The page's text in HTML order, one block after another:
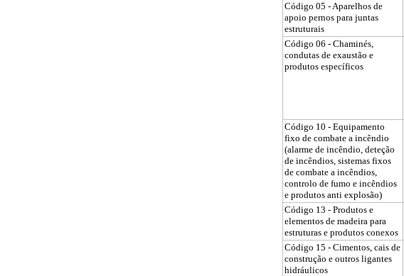
Código 05 - Aparelhos de
apoio pernos para juntas
estruturais
Código 06 - Chaminés,
condutas de exaustão e
produtos específicos
Código 10 - Equipamento
fixo de combate a incêndio
(alarme de incêndio, deteção
de incêndios, sistemas fixos
de combate a incêndios,
controlo de fumo e incêndios
e produtos anti explosão)
Código 13 - Produtos e
elementos de madeira para
estruturas e produtos conexos
Código 15 - Cimentos, cais de
construção e outros ligantes
hidráulicos